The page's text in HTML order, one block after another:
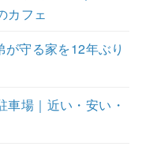
カフェ
守る家を12年ぶり
場｜近い・安い・